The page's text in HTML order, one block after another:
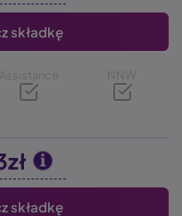
składkę
Assistance NNW
składkę